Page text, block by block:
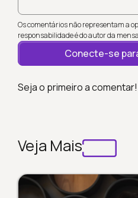
Os comentários não representam a
responsabilidade é do autor da
Conecte-se
Seja o primeiro a comentar!
Veja Mais